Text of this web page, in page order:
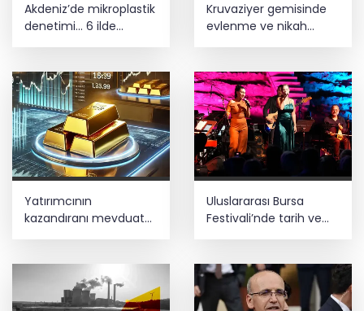
Akdeniz’de mikroplastik
denetimi... 6 ilde
Kruvaziyer gemisinde
evlenme ve nikah
Yatırımcının
kazandıranı mevduat
Uluslararası Bursa
Festivali’nde tarih ve